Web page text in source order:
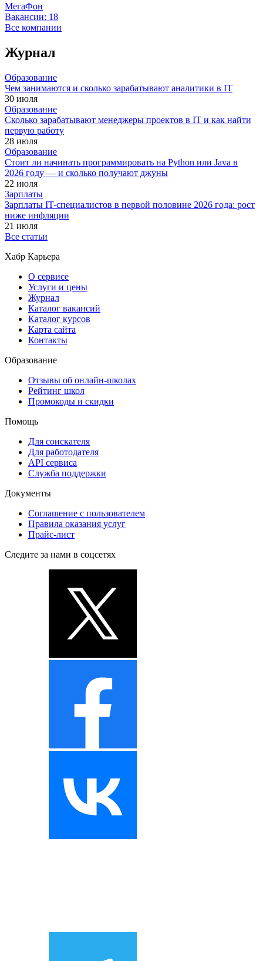
МегаФон
Вакансии: 18
Все компании
Журнал
Образование
Чем занимаются и сколько зарабатывают аналитики в IT
30 июля
Образование
Сколько зарабатывают менеджеры проектов в IT и как найти
первую работу
28 июля
Образование
Стоит ли начинать программировать на Python или Java в
2026 году — и сколько получают джуны
22 июля
Зарплаты
Зарплаты IT-специалистов в первой половине 2026 года: рост
ниже инфляции
21 июля
Все статьи
Хабр Карьера
О сервисе
Услуги и цены
Журнал
Каталог вакансий
Каталог курсов
Карта сайта
Контакты
Образование
Отзывы об онлайн-школах
Рейтинг школ
Промокоды и скидки
Помощь
Для соискателя
Для работодателя
API сервиса
Служба поддержки
Документы
Соглашение с пользователем
Правила оказания услуг
Прайс-лист
Следите за нами в соцсетях